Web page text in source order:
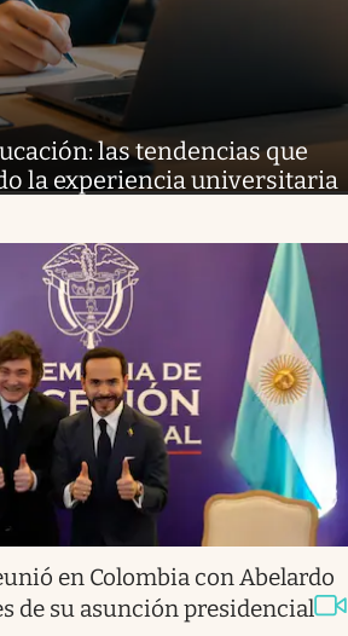
las tendencias que
la experiencia universitaria
en Colombia con Abelardo
de su asunción presidencial